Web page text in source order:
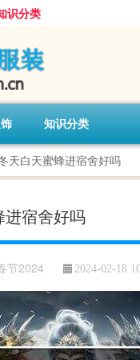
识分类
知识分类
天白天蜜蜂进宿舍好吗
宿舍好吗
节2024 2024-02-18